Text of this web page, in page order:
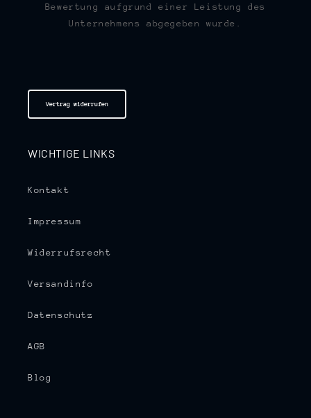
Bewertung aufgrund einer Leistung des
Unternehmens abgegeben wurde.
Vertrag widerrufen
WICHTIGE LINKS
Kontakt
Impressum
Widerrufsrecht
Versandinfo
Datenschutz
AGB
Blog